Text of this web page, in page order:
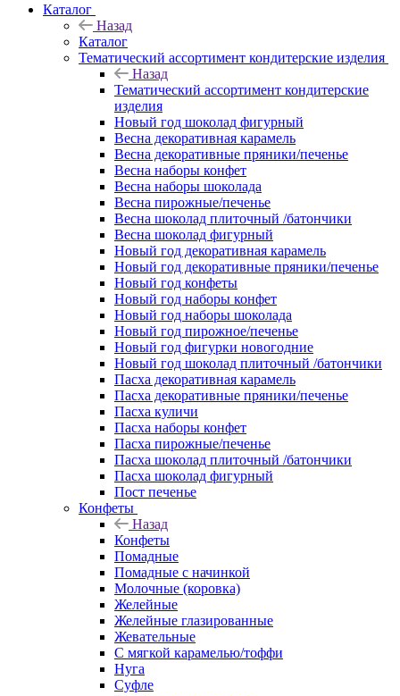
Каталог
Назад
Каталог
Тематический ассортимент кондитерские изделия
Назад
Тематический ассортимент кондитерские
изделия
Новый год шоколад фигурный
Весна декоративная карамель
Весна декоративные пряники/печенье
Весна наборы конфет
Весна наборы шоколада
Весна пирожные/печенье
Весна шоколад плиточный /батончики
Весна шоколад фигурный
Новый год декоративная карамель
Новый год декоративные пряники/печенье
Новый год конфеты
Новый год наборы конфет
Новый год наборы шоколада
Новый год пирожное/печенье
Новый год фигурки новогодние
Новый год шоколад плиточный /батончики
Пасха декоративная карамель
Пасха декоративные пряники/печенье
Пасха куличи
Пасха наборы конфет
Пасха пирожные/печенье
Пасха шоколад плиточный /батончики
Пасха шоколад фигурный
Пост печенье
Конфеты
Назад
Конфеты
Помадные
Помадные с начинкой
Молочные (коровка)
Желейные
Желейные глазированные
Жевательные
С мягкой карамелью/тоффи
Нуга
Суфле